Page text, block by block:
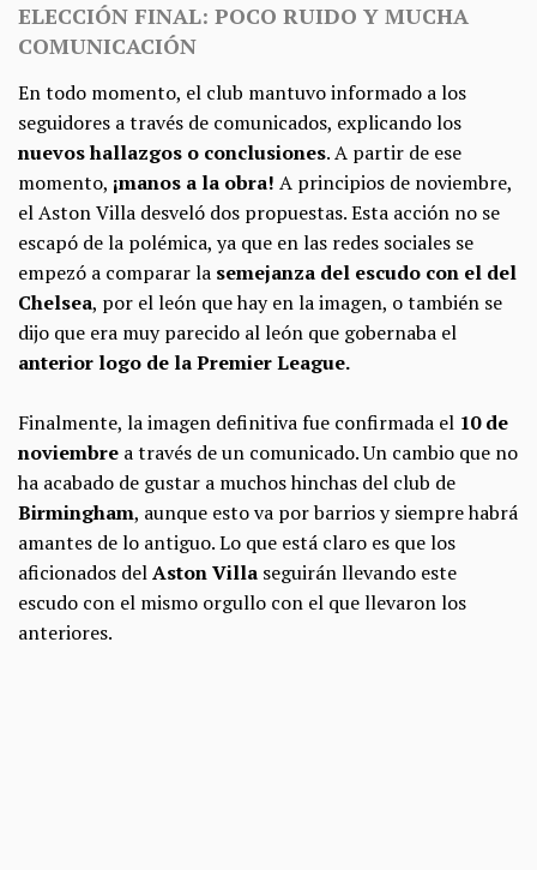
ELECCIÓN FINAL: POCO RUIDO Y MUCHA
COMUNICACIÓN
En todo momento, el club mantuvo informado a los
seguidores a través de comunicados, explicando los
nuevos hallazgos o conclusiones. A partir de ese
momento, ¡manos a la obra! A principios de noviembre,
el Aston Villa desveló dos propuestas. Esta acción no se
escapó de la polémica, ya que en las redes sociales se
empezó a comparar la semejanza del escudo con el del
Chelsea, por el león que hay en la imagen, o también se
dijo que era muy parecido al león que gobernaba el
anterior logo de la Premier League.
Finalmente, la imagen definitiva fue confirmada el 10 de
noviembre a través de un comunicado. Un cambio que no
ha acabado de gustar a muchos hinchas del club de
Birmingham, aunque esto va por barrios y siempre habrá
amantes de lo antiguo. Lo que está claro es que los
aficionados delAston Villa seguirán llevando este
escudo con el mismo orgullo con el que llevaron los
anteriores.